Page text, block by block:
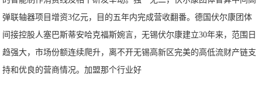
弹联轴器项目增资3亿元，目的五年内完成营收翻番。德国伏尔康团体
间接控股人塞巴斯蒂安哈克福斯婉言，无锡伏尔康建立30年来，范围日
趋强大，市场份额连续爬升，离不开无锡高新区完美的高低流财产链支
持和优良的营商情况。 加盟那个行业好